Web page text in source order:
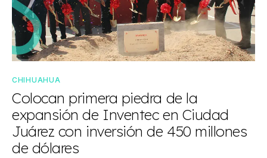
CHIHUAHUA
Colocan primera piedra de la
expansión de Inventec en Ciudad
Juárez con inversión de 450 millones
de dólares